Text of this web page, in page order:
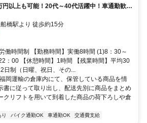
円以上も可能！20代～40代活躍中！車通勤歓
OK♪
橋駅より 徒歩約15分
働時間制 【勤務時間】実働8時間 (1)8：30～
：00 【休憩時間】1時間 【残業時間】平均30
制（日曜、祝日、その...
岡運輸の倉庫内にて、保管している商品を情
書に従って取り出し、配送先別に商品をまとめ
クリフトを用いて到着した商品の荷下ろしや倉
バイク通勤OK 車通勤OK 交通費支給